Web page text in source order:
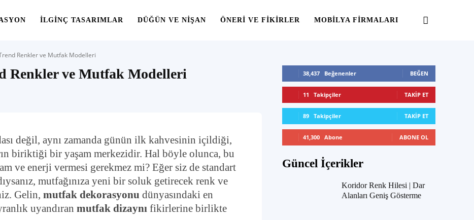
İLGINÇ TASARIMLAR DÜĞÜN VE NIŞAN ÖNERI VE FIKIRLER MOBILYA FIRMALARI
Renkler ve Mutfak Modelleri
Renkler ve Mutfak Modelleri
değil, aynı zamanda günün ilk kahvesinin içildiği,
biriktiği bir yaşam merkezidir. Hal böyle olunca, bu
ve enerji vermesi gerekmez mi? Eğer siz de standart
mutfağınıza yeni bir soluk getirecek renk ve
Gelin, mutfak dekorasyonu dünyasındaki en
uyandıran mutfak dizaynı fikirlerine birlikte
38,437 Beğenenler BEĞEN
11 Takipçiler TAKIP ET
89 Takipçiler TAKIP ET
41,300 Abone ABONE OL
Güncel İçerikler
Koridor Renk Hilesi | Dar
Alanları Geniş Gösterme